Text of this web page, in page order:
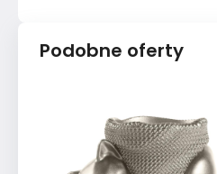
Podobne oferty